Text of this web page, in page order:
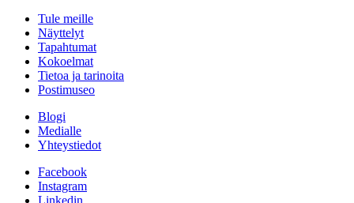
Tule meille
Näyttelyt
Tapahtumat
Kokoelmat
Tietoa ja tarinoita
Postimuseo
Blogi
Medialle
Yhteystiedot
Facebook
Instagram
Linkedin